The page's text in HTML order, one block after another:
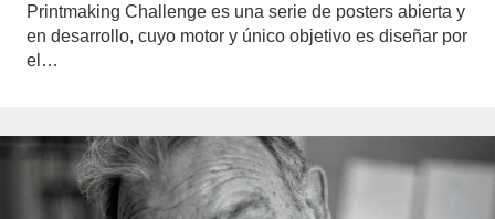
Printmaking Challenge es una serie de posters abierta y
en desarrollo, cuyo motor y único objetivo es diseñar por
el…